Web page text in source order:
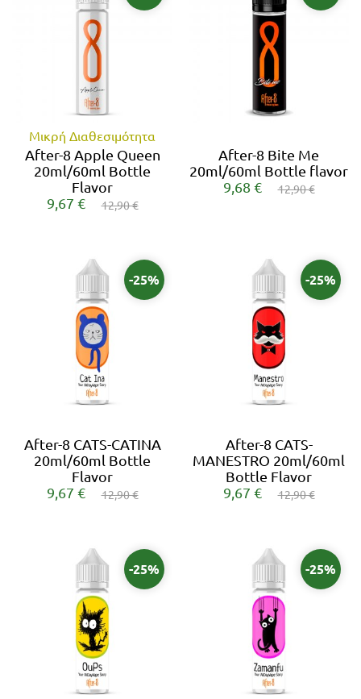
Μικρή Διαθεσιμότητα
After-8 Apple Queen
20ml/60ml Bottle
Flavor
9,67 €
12,90 €
After-8 Bite Me
20ml/60ml Bottle flavor
9,68 €
12,90 €
-25%
After-8 CATS-CATINA
20ml/60ml Bottle
Flavor
9,67 €
12,90 €
-25%
After-8 CATS-
MANESTRO 20ml/60ml
Bottle Flavor
9,67 €
12,90 €
-25% -25%